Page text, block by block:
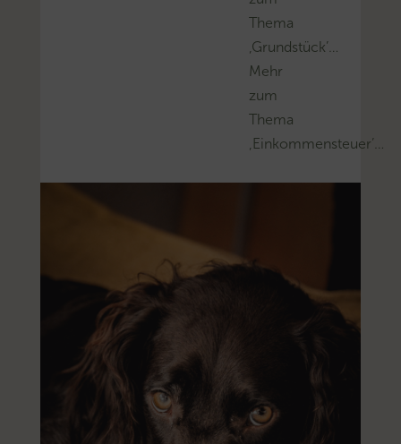
Thema
‚Grundstück’…
Mehr
zum
Thema
‚Einkommensteuer’…